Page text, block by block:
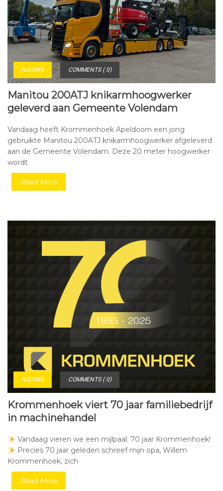
NIEUWS COMMENTS ( 0)
Manitou 200ATJ knikarmhoogwerker
geleverd aan Gemeente Volendam
Vandaag heeft Krommenhoek Apeldoorn een jong
gebruikte Manitou 200ATJ knikarmhoogwerker afgeleverd
aan de Gemeente Volendam. Deze 20 meter hoogwerker
wordt
Read More
NIEUWS COMMENTS ( 0)
Krommenhoek viert 70 jaar familiebedrijf
in machinehandel
Vandaag vieren we een mijlpaal: 70 jaar Krommenhoek!
Precies 70 jaar geleden schreef mijn opa, Willem
Krommenhoek, zich
Read More